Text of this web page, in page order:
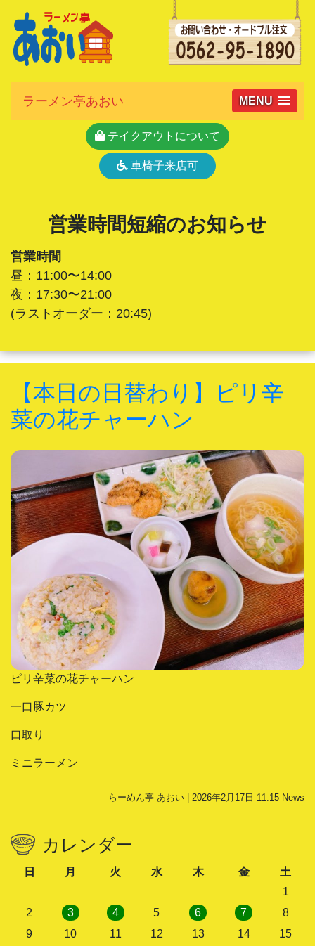
ラーメン亭あおい MENU
テイクアウトについて
車椅子来店可
営業時間短縮のお知らせ
営業時間
昼：11:00〜14:00
夜：17:30〜21:00
(ラストオーダー：20:45)
【本日の日替わり】ピリ辛
菜の花チャーハン
ピリ辛菜の花チャーハン
一口豚カツ
口取り
ミニラーメン
らーめん亭 あおい | 2026年2月17日 11:15 News
カレンダー
日 月 火 水 木 金
土
1
2
3 4 5 6 7
8
9
10 11 12 13 14
15